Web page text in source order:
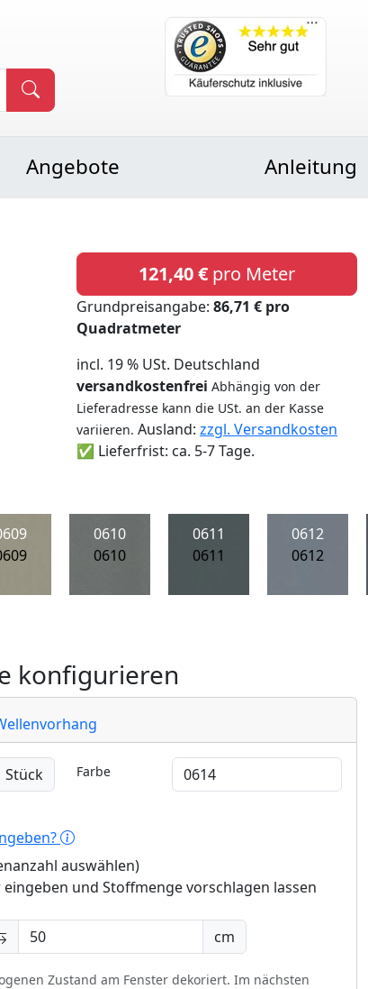
Angebote Anleitung
121,40 € pro Meter
Grundpreisangabe: 86,71 € pro
Quadratmeter
incl. 19 % USt. Deutschland
versandkostenfrei Abhängig von der
Lieferadresse kann die USt. an der Kasse
variieren. Ausland: zzgl. Versandkosten
✅ Lieferfrist: ca. 5-7 Tage.
0610
0610
0611
0611
0612
0612
konfigurieren
Stück Farbe
auswählen)
und Stoffmenge vorschlagen lassen
cm
Zustand am Fenster dekoriert. Im nächsten